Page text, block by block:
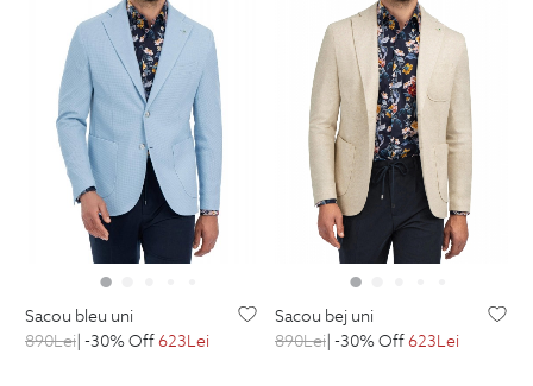
sacou bleu uni
890Lei| -30% Off623Lei
sacou bej uni
890Lei| -30% Off623Lei